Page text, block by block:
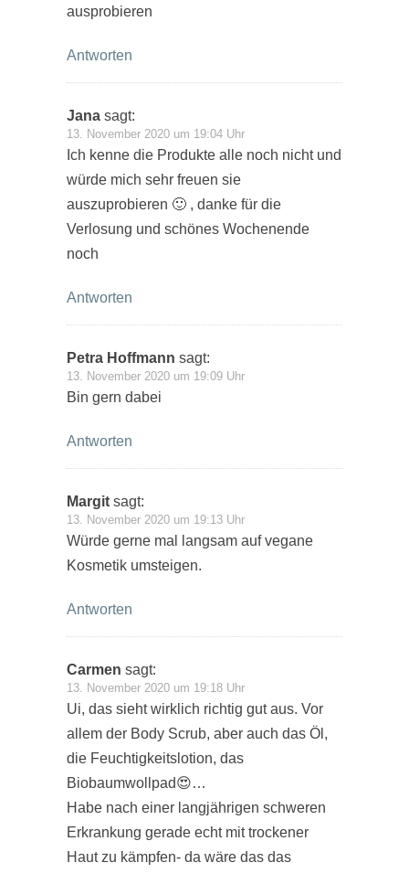
ausprobieren
Antworten
Jana sagt:
13. November 2020 um 19:04 Uhr
Ich kenne die Produkte alle noch nicht und
würde mich sehr freuen sie
auszuprobieren 🙂 , danke für die
Verlosung und schönes Wochenende
noch
Antworten
Petra Hoffmann sagt:
13. November 2020 um 19:09 Uhr
Bin gern dabei
Antworten
Margit sagt:
13. November 2020 um 19:13 Uhr
Würde gerne mal langsam auf vegane
Kosmetik umsteigen.
Antworten
Carmen sagt:
13. November 2020 um 19:18 Uhr
Ui, das sieht wirklich richtig gut aus. Vor
allem der Body Scrub, aber auch das Öl,
die Feuchtigkeitslotion, das
Biobaumwollpad😍…
Habe nach einer langjährigen schweren
Erkrankung gerade echt mit trockener
Haut zu kämpfen- da wäre das das